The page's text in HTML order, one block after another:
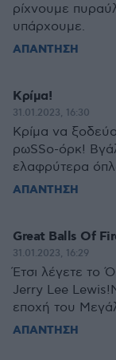
ρίχνουμε
υπάρχουμε.
ΑΠΑΝΤΗΣΗ
Κρίμα!
31.01.2023, 16:30
Κρίμα να
ρωSSο-όρκ!
ελαφρύτερα
ΑΠΑΝΤΗΣΗ
Great Balls Of
31.01.2023, 16:29
Έτσι λέγετε το
Jerry Lee
εποχή του
ΑΠΑΝΤΗΣΗ